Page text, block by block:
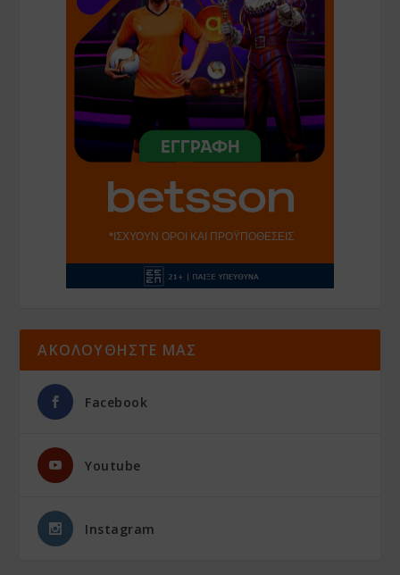
ΑΚΟΛΟΥΘΗΣΤΕ ΜΑΣ
Facebook
Youtube
Instagram